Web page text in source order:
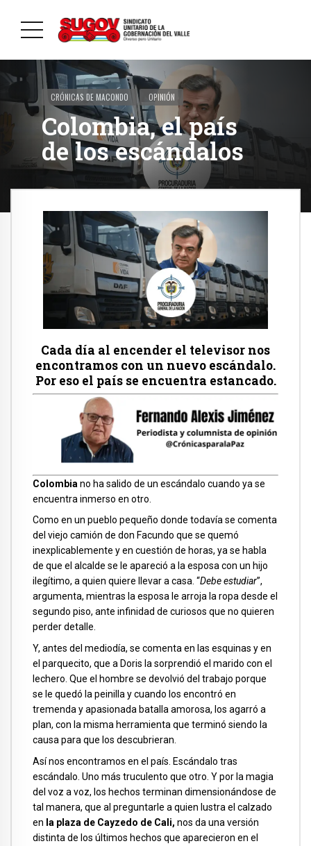
CRÓNICAS DE MACONDO OPINIÓN
Colombia, el país
de los escándalos
Cada día al encender el televisor nos
encontramos con un nuevo escándalo.
Por eso el país se encuentra estancado.
Colombia no ha salido de un escándalo cuando ya se
encuentra inmerso en otro.
Como en un pueblo pequeño donde todavía se comenta
del viejo camión de don Facundo que se quemó
inexplicablemente y en cuestión de horas, ya se habla
de que el alcalde se le apareció a la esposa con un hijo
ilegítimo, a quien quiere llevar a casa. “Debe estudiar”,
argumenta, mientras la esposa le arroja la ropa desde el
segundo piso, ante infinidad de curiosos que no quieren
perder detalle.
Y, antes del mediodía, se comenta en las esquinas y en
el parquecito, que a Doris la sorprendió el marido con el
lechero. Que el hombre se devolvió del trabajo porque
se le quedó la peinilla y cuando los encontró en
tremenda y apasionada batalla amorosa, los agarró a
plan, con la misma herramienta que terminó siendo la
causa para que los descubrieran.
Así nos encontramos en el país. Escándalo tras
escándalo. Uno más truculento que otro. Y por la magia
del voz a voz, los hechos terminan dimensionándose de
tal manera, que al preguntarle a quien lustra el calzado
en la plaza de Cayzedo de Cali, nos da una versión
distinta de los últimos hechos que aparecieron en el